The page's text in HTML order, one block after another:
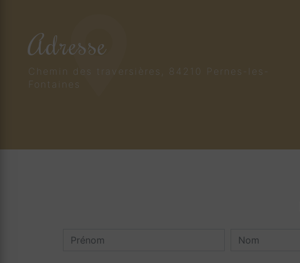
Adresse
Chemin des traversières, 84210 Pernes-les-
Fontaines